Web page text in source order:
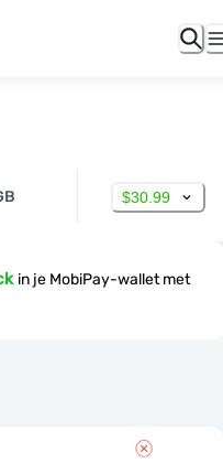
$30.99
in je MobiPay-wallet met